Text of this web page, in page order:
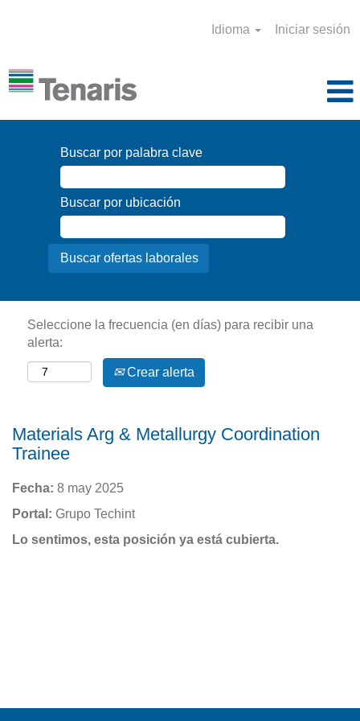
Idioma Iniciar sesión
Buscar por palabra clave
Buscar por ubicación
Seleccione la frecuencia (en días) para recibir una
alerta:
Crear alerta
Materials Arg & Metallurgy Coordination
Trainee
Fecha: 8 may 2025
Portal: Grupo Techint
Lo sentimos, esta posición ya está cubierta.